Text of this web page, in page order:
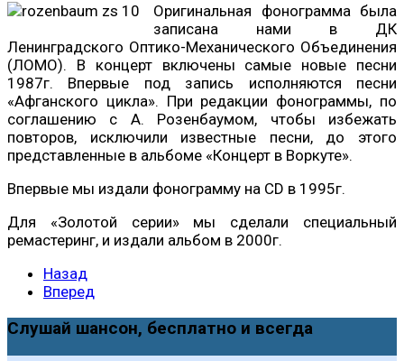
Оригинальная фонограмма была
записана нами в ДК
Ленинградского Оптико-Механического Объединения
(ЛОМО). В концерт включены самые новые песни
1987г. Впервые под запись исполняются песни
«Афганского цикла». При редакции фонограммы, по
соглашению с А. Розенбаумом, чтобы избежать
повторов, исключили известные песни, до этого
представленные в альбоме «Концерт в Воркуте».
Впервые мы издали фонограмму на CD в 1995г.
Для «Золотой серии» мы сделали специальный
ремастеринг, и издали альбом в 2000г.
Назад
Вперед
Слушай шансон, бесплатно и всегда